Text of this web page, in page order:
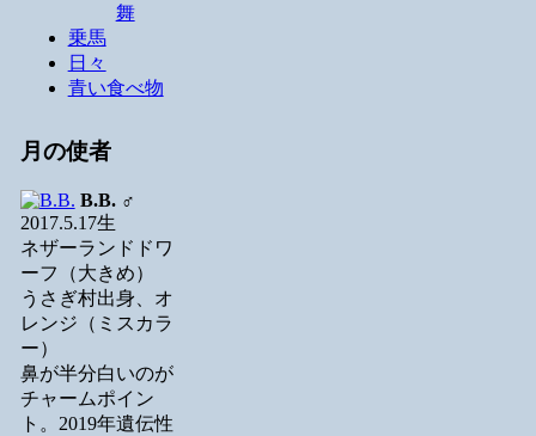
舞
乗馬
日々
青い食べ物
月の使者
B.B.♂
2017.5.17生
ネザーランドドワ
ーフ（大きめ）
うさぎ村出身、オ
レンジ（ミスカラ
ー）
鼻が半分白いのが
チャームポイン
ト。2019年遺伝性